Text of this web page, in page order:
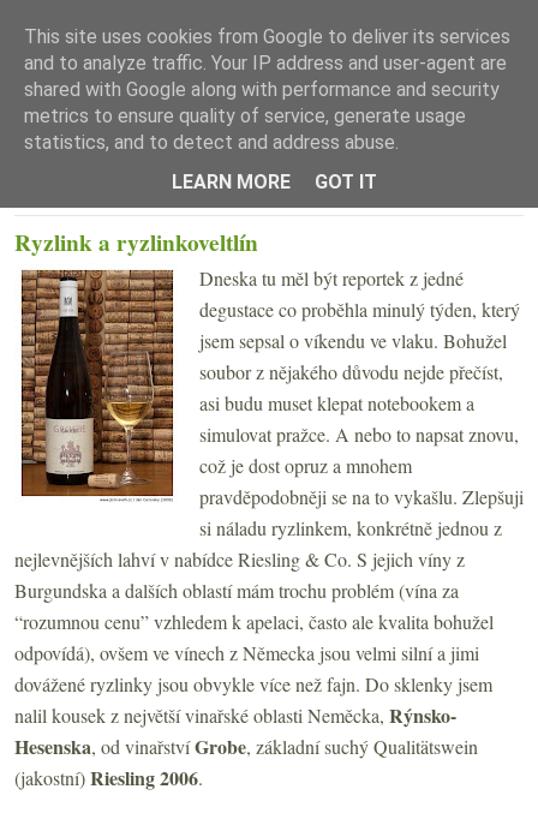
☰ Menu
Ryzlink a ryzlinkoveltlín
Dneska tu měl být reportek z jedné
degustace co proběhla minulý týden, který
jsem sepsal o víkendu ve vlaku. Bohužel
soubor z nějakého důvodu nejde přečíst,
asi budu muset klepat notebookem a
simulovat pražce. A nebo to napsat znovu,
což je dost opruz a mnohem
pravděpodobněji se na to vykašlu. Zlepšuji
si náladu ryzlinkem, konkrétně jednou z
nejlevnějších lahví v nabídce Riesling & Co. S jejich víny z
Burgundska a dalších oblastí mám trochu problém (vína za
“rozumnou cenu” vzhledem k apelaci, často ale kvalita bohužel
odpovídá), ovšem ve vínech z Německa jsou velmi silní a jimi
dovážené ryzlinky jsou obvykle více než fajn. Do sklenky jsem
nalil kousek z největší vinařské oblasti Neměcka, Rýnsko-
Hesenska, od vinařstvíGrobe, základní suchý Qualitätswein
(jakostní)Riesling 2006.
This site uses cookies from Google to deliver its services
and to analyze traffic. Your IP address and user-agent are
shared with Google along with performance and security
metrics to ensure quality of service, generate usage
statistics, and to detect and address abuse.
LEARN MORE
GOT IT